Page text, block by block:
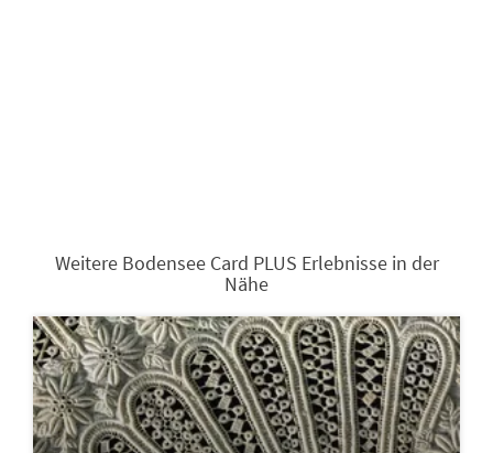
Weitere Bodensee Card PLUS Erlebnisse in der
Nähe